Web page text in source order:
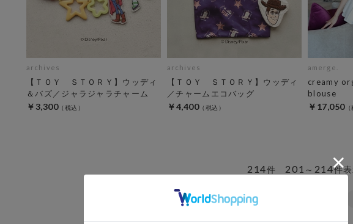
archives
【ＴＯＹ ＳＴＯＲＹ】ウッディ
＆バズ／ジャラジャラチャーム
￥3,300
archives
【ＴＯＹ ＳＴＯＲＹ】ウッディ
／チャームエコバッグ
￥4,400
amerge.
creamy
blouse
￥17,050
214件 201 ～ 214件
1